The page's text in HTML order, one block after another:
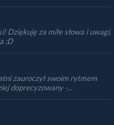
za miłe słowa i uwagi,
;D
zauroczył swoim rytmem
doprecyzowany -...